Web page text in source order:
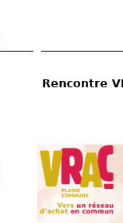
Rencontre